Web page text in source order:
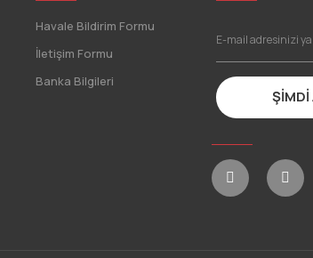
Havale Bildirim Formu
İletişim Formu
Banka Bilgileri
ŞİMDİ